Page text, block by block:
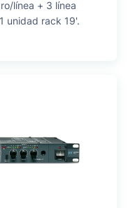
línea + 3 línea
unidad rack 19'.